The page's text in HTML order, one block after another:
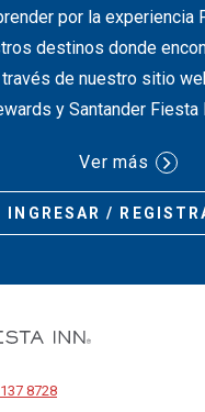
por la experiencia
destinos donde
de nuestro sitio
y Santander Fiesta
Ver más
INGRESAR /
8728
TAB.